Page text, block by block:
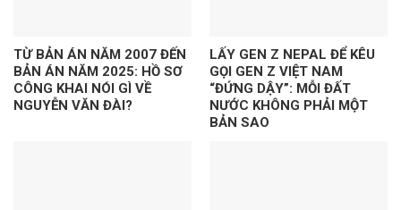
TỪ BẢN ÁN NĂM 2007 ĐẾN
BẢN ÁN NĂM 2025: HỒ SƠ
CÔNG KHAI NÓI GÌ VỀ
NGUYỄN VĂN ĐÀI?
LẤY GEN Z NEPAL ĐỂ KÊU
GỌI GEN Z VIỆT NAM
“ĐỨNG DẬY”: MỖI ĐẤT
NƯỚC KHÔNG PHẢI MỘT
BẢN SAO